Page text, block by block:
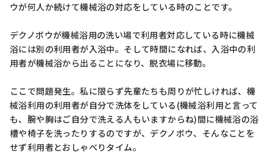
ウが何人か続けて機械浴の対応をしている時のことです。
デクノボウが機械浴用の洗い場で利用者対応している時に機械
浴には別の利用者が入浴中。そして時間になれば、入浴中の利
用者が機械浴から出ることになり、脱衣場に移動。
ここで問題発生。私に限らず先輩たちも周りが忙しければ、機
械浴利用の利用者が自分で洗体をしている(機械浴利用と言って
も、腕や胸はご自分で洗える人もいますからね)間に機械浴の浴
槽や椅子を洗ったりするのですが、デクノボウ、そんなことを
せず利用者とおしゃべりタイム。